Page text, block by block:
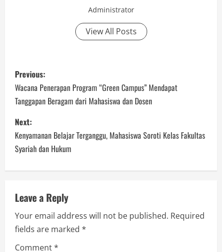
Administrator
View All Posts
P
o
s
t
n
a
v
i
g
Previous:
Wacana Penerapan Program “Green Campus” Mendapat
Tanggapan Beragam dari Mahasiswa dan Dosen
Next:
Kenyamanan Belajar Terganggu, Mahasiswa Soroti Kelas Fakultas
Syariah dan Hukum
Leave a Reply
Your email address will not be published. Required
fields are marked *
Comment*